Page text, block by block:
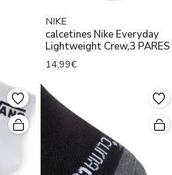
NIKE
calcetines Nike Everyday
Lightweight Crew,3 PARES
14,99€